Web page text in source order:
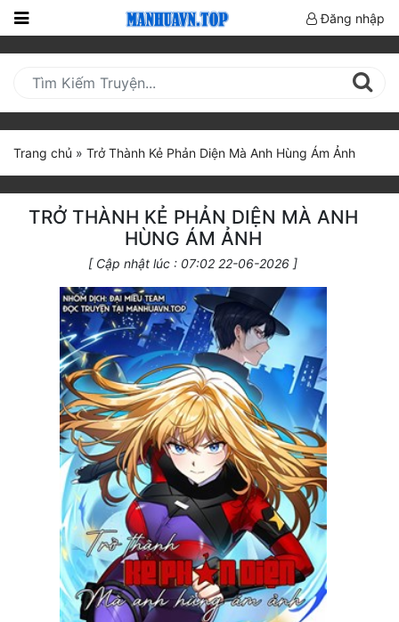
Nhật
(current)
BXH
Truyện HOT
Truyện Mới Ra
Hoàn Thành
Huyền Huyễn
Đăng nhập
Trang chủ » Trở Thành Kẻ Phản Diện Mà Anh Hùng Ám Ảnh
TRỞ THÀNH KẺ PHẢN DIỆN MÀ ANH
HÙNG ÁM ẢNH
[ Cập nhật lúc : 07:02 22-06-2026 ]